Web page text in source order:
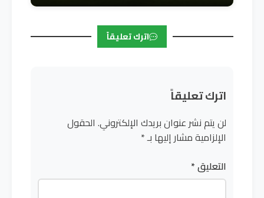
اترك تعليقاً
اترك تعليقاً
لن يتم نشر عنوان بريدك الإلكتروني. الحقول
الإلزامية مشار إليها بـ*
التعليق*